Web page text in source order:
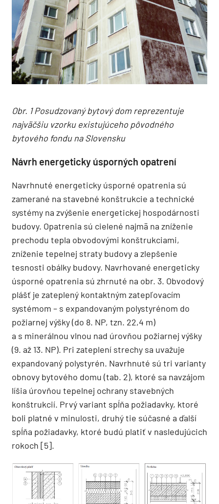
Obr. 1 Posudzovaný bytový dom reprezentuje
najväčšiu vzorku existujúceho pôvodného
bytového fondu na Slovensku
Návrh energeticky úsporných opatrení
Navrhnuté energeticky úsporné opatrenia sú
zamerané na stavebné konštrukcie a technické
systémy na zvýšenie energetickej hospodárnosti
budovy. Opatrenia sú cielené najmä na zníženie
prechodu tepla obvodovými konštrukciami,
zníženie tepelnej straty budovy a zlepšenie
tesnosti obálky budovy. Navrhované energeticky
úsporné opatrenia sú zhrnuté na obr. 3. Obvodový
plášť je zateplený kontaktným zatepľovacím
systémom – s expandovaným polystyrénom do
požiarnej výšky (do 8. NP, tzn. 22,4 m)
a s minerálnou vlnou nad úrovňou požiarnej výšky
(9. až 13. NP). Pri zateplení strechy sa uvažuje
expandovaný polystyrén. Navrhnuté sú tri varianty
obnovy bytového domu (tab. 2), ktoré sa navzájom
líšia úrovňou tepelnej ochrany stavebných
konštrukcií. Prvý variant spĺňa požiadavky, ktoré
boli platné v minulosti, druhý tie súčasné a ďalší
spĺňa požiadavky, ktoré budú platiť v nasledujúcich
rokoch [5].